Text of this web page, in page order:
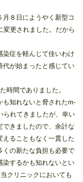
８日にようやく新型コ
変更されました。だから
染症を軽んじて佳いわけ
代が始まったと感じてい
時間でありました。
も知れないと脅されたm-
られてきましたが、幸い
できましたので、余計な
ることもなく一貫した
くの新たな負担も必要で
染するかも知れないとい
クリニックにおいても